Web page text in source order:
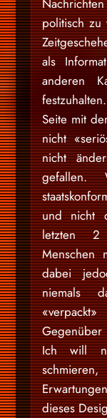
politisch zu
als
anderen
Seite mit
nicht
nicht
und nicht
letzten 2
Menschen
dabei
niemals
Ich will
dieses